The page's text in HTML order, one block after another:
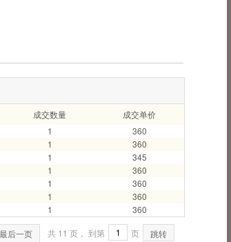
成交数量
成交单价
1
360
1
360
1
345
1
360
1
360
1
360
1 360
最后一页 共 11 页， 到第 页 跳转